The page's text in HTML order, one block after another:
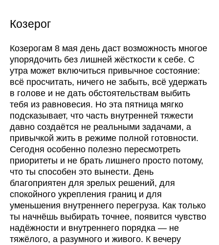
Козерог
Козерогам 8 мая день даст возможность многое
упорядочить без лишней жёсткости к себе. С
утра может включиться привычное состояние:
всё просчитать, ничего не забыть, всё удержать
в голове и не дать обстоятельствам выбить
тебя из равновесия. Но эта пятница мягко
подсказывает, что часть внутренней тяжести
давно создаётся не реальными задачами, а
привычкой жить в режиме полной готовности.
Сегодня особенно полезно пересмотреть
приоритеты и не брать лишнего просто потому,
что ты способен это вынести. День
благоприятен для зрелых решений, для
спокойного укрепления границ и для
уменьшения внутреннего перегруза. Как только
ты начнёшь выбирать точнее, появится чувство
надёжности и внутреннего порядка — не
тяжёлого, а разумного и живого. К вечеру